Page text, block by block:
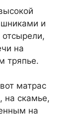
и
на
тряпье.
матрас
на скамье,
на